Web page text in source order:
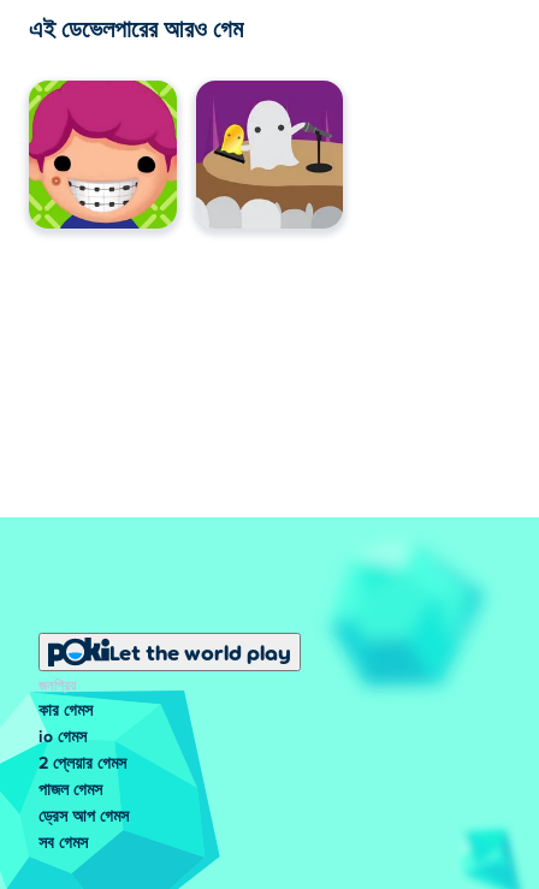
এই ডেভেলপারের আরও গেম
Let the world play
জনপ্রিয়
কার গেমস
io গেমস
2 প্লেয়ার গেমস
পাজল গেমস
ড্রেস আপ গেমস
সব গেমস